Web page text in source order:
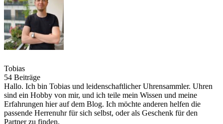
Tobias
54 Beiträge
Hallo. Ich bin Tobias und leidenschaftlicher Uhrensammler. Uhren
sind ein Hobby von mir, und ich teile mein Wissen und meine
Erfahrungen hier auf dem Blog. Ich möchte anderen helfen die
passende Herrenuhr für sich selbst, oder als Geschenk für den
Partner zu finden.